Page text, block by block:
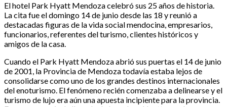
El hotel Park Hyatt Mendoza celebró sus 25 años de historia.
La cita fue el domingo 14 de junio desde las 18 y reunió a
destacadas figuras de la vida social mendocina, empresarios,
funcionarios, referentes del turismo, clientes históricos y
amigos de la casa.
Cuando el Park Hyatt Mendoza abrió sus puertas el 14 de junio
de 2001, la Provincia de Mendoza todavía estaba lejos de
consolidarse como uno de los grandes destinos internacionales
del enoturismo. El fenómeno recién comenzaba a delinearse y el
turismo de lujo era aún una apuesta incipiente para la provincia.